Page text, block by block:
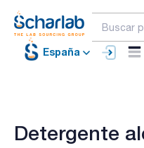
España
Detergente